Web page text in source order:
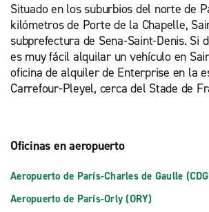
Situado en los suburbios del norte de
kilómetros de Porte de la Chapelle,
subprefectura de Sena-Saint-Denis. Si
es muy fácil alquilar un vehículo en
oficina de alquiler de Enterprise en la
Carrefour-Pleyel, cerca del Stade de
Oficinas en aeropuerto
Aeropuerto de París-Charles de Gaulle
Aeropuerto de París-Orly (ORY)